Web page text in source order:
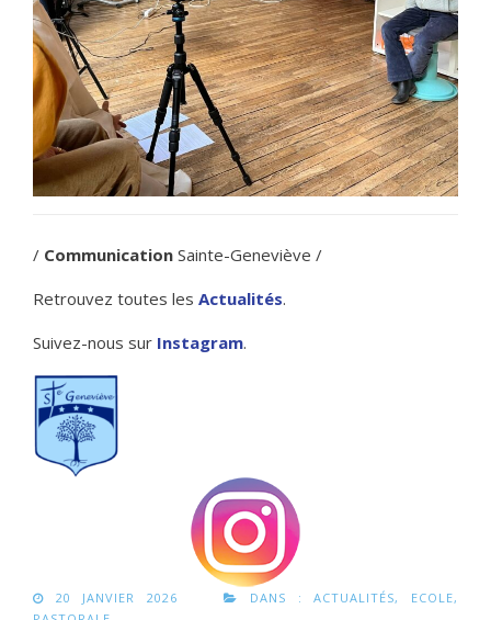
/ Communication Sainte-Geneviève /
Retrouvez toutes les Actualités.
Suivez-nous sur Instagram.
20 JANVIER 2026 DANS :ACTUALITÉS, ECOLE,